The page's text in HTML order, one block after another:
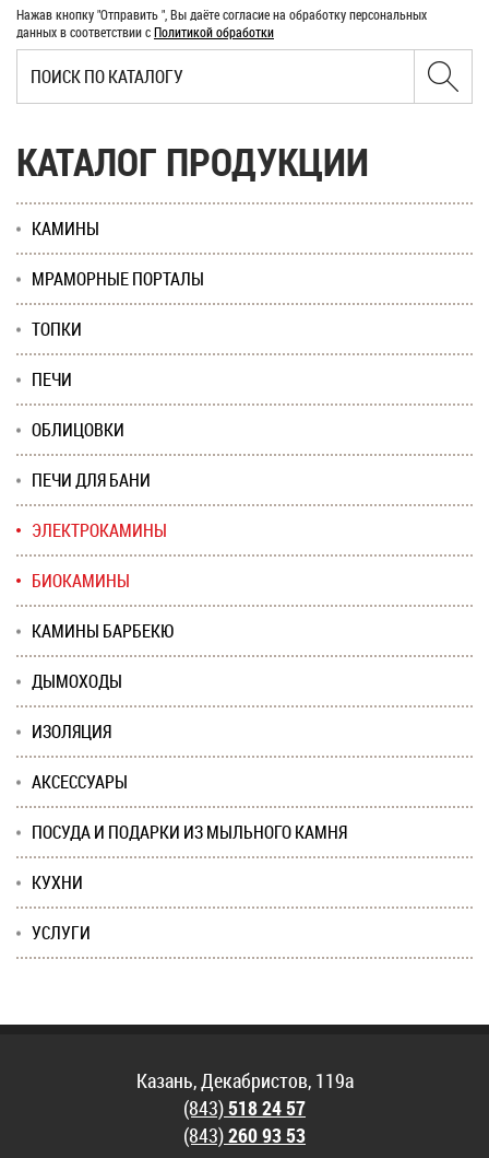
Нажав кнопку "Отправить ", Вы даёте согласие на обработку персональных
данных в соответствии сПолитикой обработки
КАТАЛОГ ПРОДУКЦИИ
КАМИНЫ
МРАМОРНЫЕ ПОРТАЛЫ
ТОПКИ
ПЕЧИ
ОБЛИЦОВКИ
ПЕЧИ ДЛЯ БАНИ
ЭЛЕКТРОКАМИНЫ
БИОКАМИНЫ
КАМИНЫ БАРБЕКЮ
ДЫМОХОДЫ
ИЗОЛЯЦИЯ
АКСЕССУАРЫ
ПОСУДА И ПОДАРКИ ИЗ МЫЛЬНОГО КАМНЯ
КУХНИ
УСЛУГИ
Казань, Декабристов, 119а
(843)518 24 57
(843)260 93 53